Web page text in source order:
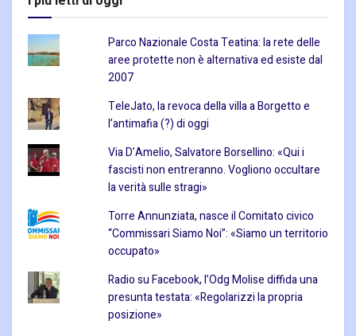
Parco Nazionale Costa Teatina: la rete delle
aree protette non è alternativa ed esiste dal
2007
TeleJato, la revoca della villa a Borgetto e
l’antimafia (?) di oggi
Via D’Amelio, Salvatore Borsellino: «Qui i
fascisti non entreranno. Vogliono occultare
la verità sulle stragi»
Torre Annunziata, nasce il Comitato civico
“Commissari Siamo Noi”: «Siamo un territorio
occupato»
Radio su Facebook, l’Odg Molise diffida una
presunta testata: «Regolarizzi la propria
posizione»